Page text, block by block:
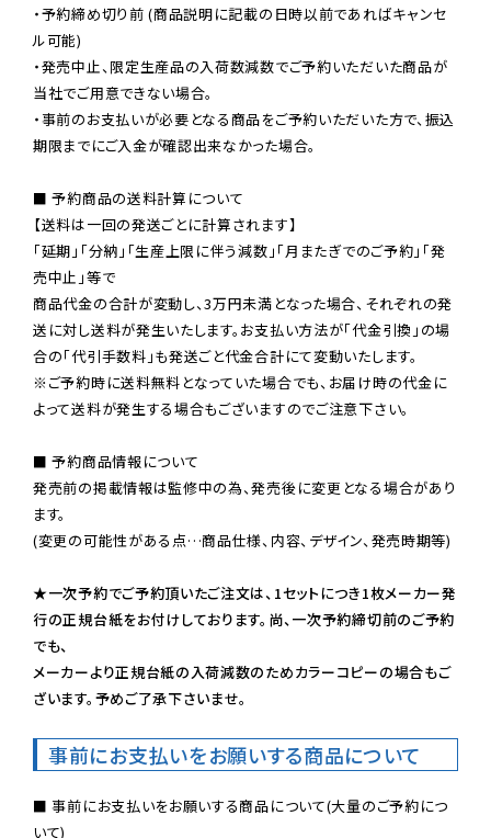
・予約締め切り前 (商品説明に記載の日時以前であればキャンセ
ル可能)
・発売中止、限定生産品の入荷数減数でご予約いただいた商品が
当社でご用意できない場合。
・事前のお支払いが必要となる商品をご予約いただいた方で、振込
期限までにご入金が確認出来なかった場合。
■ 予約商品の送料計算について
【送料は一回の発送ごとに計算されます】
「延期」「分納」「生産上限に伴う減数」「月またぎでのご予約」「発
売中止」等で
商品代金の合計が変動し、3万円未満となった場合、それぞれの発
送に対し送料が発生いたします。お支払い方法が「代金引換」の場
※ご予約時に送料無料となっていた場合でも、お届け時の代金に
よって送料が発生する場合もございますのでご注意下さい。
■ 予約商品情報について
発売前の掲載情報は監修中の為、発売後に変更となる場合があり
ます。
(変更の可能性がある点…商品仕様、内容、デザイン、発売時期等)
★一次予約でご予約頂いたご注文は、1セットにつき1枚メーカー発
行の正規台紙をお付けしております。尚、一次予約締切前のご予約
でも、
メーカーより正規台紙の入荷減数のためカラーコピーの場合もご
ざいます。予めご了承下さいませ。
事前にお支払いをお願いする商品について
■ 事前にお支払いをお願いする商品について(大量のご予約につ
いて)